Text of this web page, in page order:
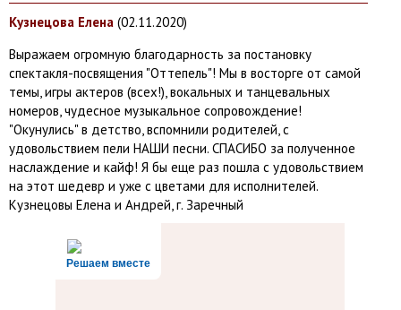
Кузнецова Елена (02.11.2020)
Выражаем огромную благодарность за постановку
спектакля-посвящения "Оттепель"! Мы в восторге от самой
темы, игры актеров (всех!), вокальных и танцевальных
номеров, чудесное музыкальное сопровождение!
"Окунулись" в детство, вспомнили родителей, с
удовольствием пели НАШИ песни. СПАСИБО за полученное
наслаждение и кайф! Я бы еще раз пошла с удовольствием
на этот шедевр и уже с цветами для исполнителей.
Кузнецовы Елена и Андрей, г. Заречный
Решаем вместе